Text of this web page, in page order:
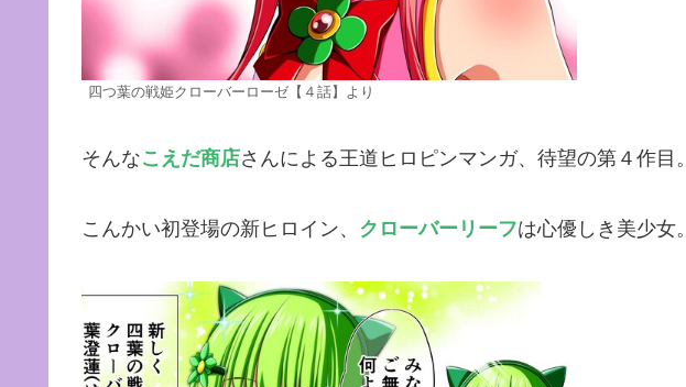
四つ葉の戦姫クローバーローゼ【４話】より
そんなこえだ商店さんによる王道ヒロピンマンガ、待望の第４作目。
こんかい初登場の新ヒロイン、 クローバーリーフは心優しき美少女。